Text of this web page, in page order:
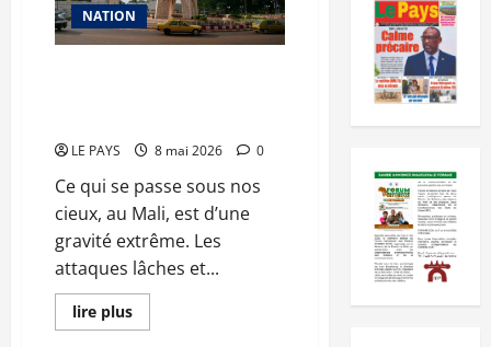
NATION
LE PAYS 8 mai 2026 0
Ce qui se passe sous nos
cieux, au Mali, est d’une
gravité extrême. Les
attaques lâches et...
lire plusEn
savoir